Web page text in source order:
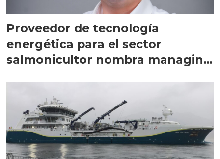
Proveedor de tecnología
energética para el sector
salmonicultor nombra managing